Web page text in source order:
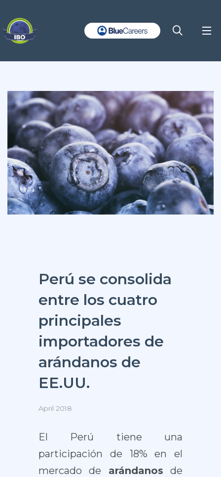
Perú se consolida
entre los cuatro
principales
importadores de
arándanos de
EE.UU.
April 2018
El Perú tiene una
participación de 18% en el
mercado de arándanos de